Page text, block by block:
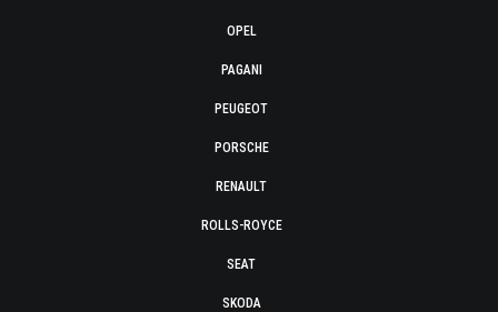
OPEL
PAGANI
PEUGEOT
PORSCHE
RENAULT
ROLLS-ROYCE
SEAT
SKODA